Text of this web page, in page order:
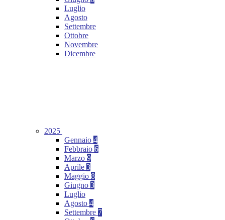
Luglio
Agosto
Settembre
Ottobre
Novembre
Dicembre
2025
Gennaio 4
Febbraio 6
Marzo 9
Aprile 3
Maggio 8
Giugno 3
Luglio
Agosto 4
Settembre 7